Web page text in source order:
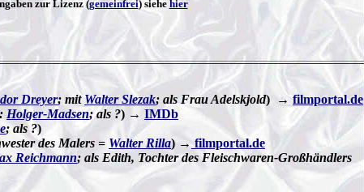
zur Lizenz (gemeinfrei) siehe hier
Dreyer; mitWalter Slezak; als Frau Adelskjold) →filmportal.de
Holger-Madsen; als ?) → IMDb
; als ?)
des Malers = Walter Rilla) → filmportal.de
Reichmann; als Edith, Tochter des Fleischwaren-Großhändlers